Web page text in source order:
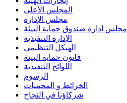
المجلس الأعلى
مجلس الإدارة
مجلس ادارة صندوق حماية البيئة
الإدارة التنفيذية
الهيكل التنظيمي
قانون حماية البيئة
اللوائح التنفيذية
الرسوم
الخرائط و المحميات
شركاؤنا في النجاح